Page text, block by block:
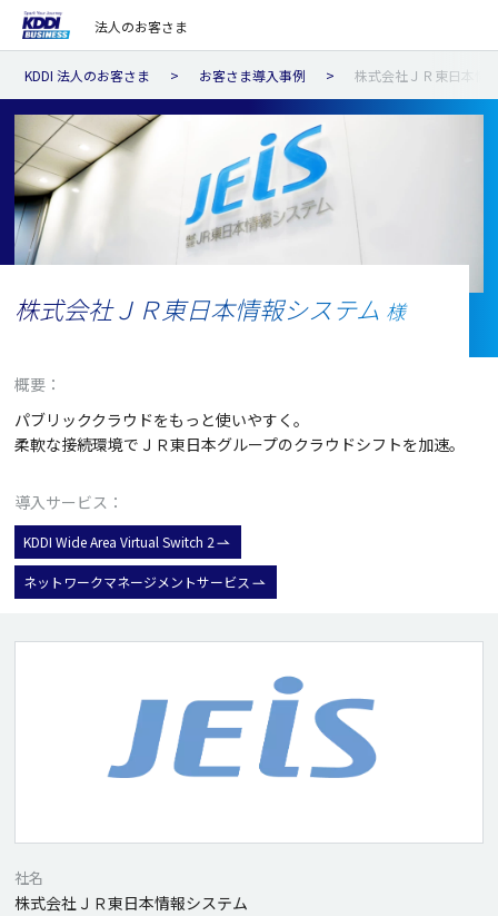
法人のお客さま
KDDI 法人のお客さま お客さま導入事例 株式会社ＪＲ東日本情
株式会社ＪＲ東日本情報システム 様
概要：
パブリッククラウドをもっと使いやすく。
柔軟な接続環境でＪＲ東日本グループのクラウドシフトを加速。
導入サービス：
KDDI Wide Area Virtual Switch 2
ネットワークマネージメントサービス
社名
株式会社ＪＲ東日本情報システム